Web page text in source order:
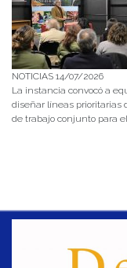
NOTICIAS 14/07/2026
La instancia convocó a
diseñar líneas prioritarias
de trabajo conjunto para